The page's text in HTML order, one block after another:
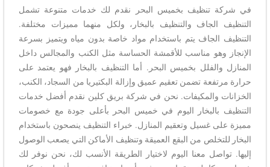
في شركة تنظيف بخميس البحر نقدم لك خدمات متنوعة تشمل
التنظيف الجاف والتنظيف بالبخار، ولكل منهما مميزات مختلفة.
التنظيف الجاف يتم باستخدام مواد خاصة بدون مياه ويتميز بسرعة
الإنجاز وهو مناسب للأقمشة الحساسة مثل الكنب والمجالس داخل
المنازل والفلل بخميس البحر. أما التنظيف بالبخار فهو يعتمد على
حرارة مرتفعة تضمن تعقيم عميق وإزالة البكتيريا من السجاد، الكنب،
الخزانات والمكيفات. نحن في شركة بريق كلين نقدم أفضل خدمات
التنظيف بالبخار اليوم في خميس البحر بأعلى جودة مع خصومات
مميزة على غسيل وتعقيم المنازل. خبراء التنظيف ينصحون باستخدام
البخار للتخلص من البقع العميقة وتنظيف الأماكن التي يصعب الوصول
إليها. تواصل معنا اليوم لاختيار الطريقة الأنسب لك، نحن نوفر لك